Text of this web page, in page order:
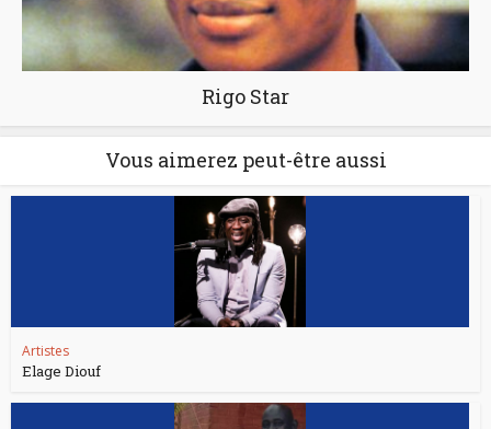
Rigo Star
Vous aimerez peut-être aussi
Artistes
Elage Diouf